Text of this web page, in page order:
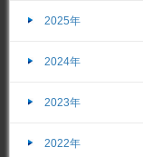
2025年
2024年
2023年
2022年